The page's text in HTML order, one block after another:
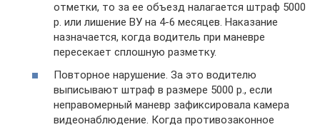
отметки, то за ее объезд налагается штраф 5000
р. или лишение ВУ на 4-6 месяцев. Наказание
назначается, когда водитель при маневре
пересекает сплошную разметку.
Повторное нарушение. За это водителю
выписывают штраф в размере 5000 р., если
неправомерный маневр зафиксировала камера
видеонаблюдение. Когда противозаконное